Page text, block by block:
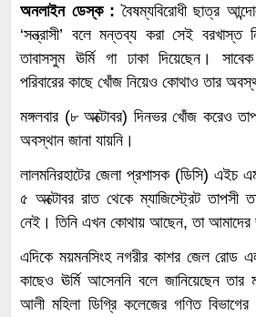
অনলাইন ডেস্ক : বৈষম্যবিরোধী ছাত্র
‘সন্ত্রাসী’ বলে মন্তব্য করা সেই বরখাস্ত
তাবাসসুম ঊর্মি গা ঢাকা দিয়েছেন।
পরিবারের কাছে খোঁজ নিয়েও কোথাও তার
মঙ্গলবার (৮ অক্টোবর) দিনভর খোঁজ করেও
অবস্থান জানা যায়নি।
লালমনিরহাটের জেলা প্রশাসক (ডিসি) এইচ
৫ অক্টোবর রাত থেকে ম্যাজিস্ট্রেট তাপসী
নেই। তিনি এখন কোথায় আছেন, তা আমাদের
এদিকে ময়মনসিংহ নগরীর কাশর জেল রোড
কাছেও ঊর্মি আসেননি বলে জানিয়েছেন তার
আলী মহিলা ডিগ্রি কলেজের গণিত